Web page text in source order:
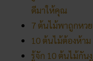
7 ต้นไม้พาถูกหวย
10 ต้นไม้ต้องห้า
รู้จัก 10 ต้นไม้กัน
เข้าบ้าน